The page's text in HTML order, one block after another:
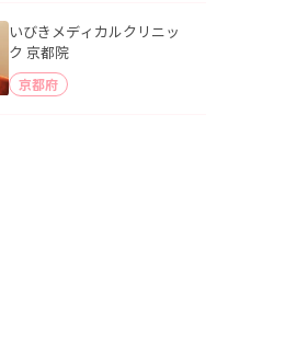
いびきメディカルクリニッ
ク 京都院
京都府